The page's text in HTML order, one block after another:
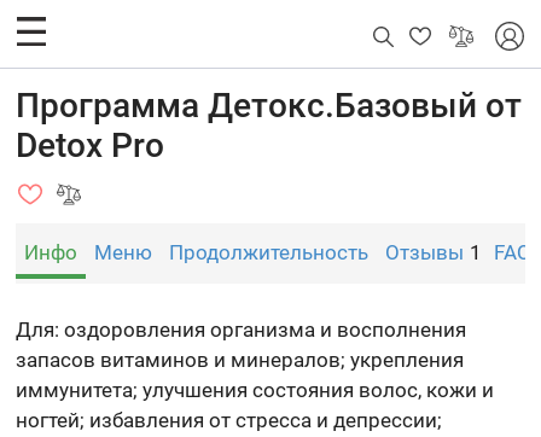
Программа Детокс.Базовый от
Detox Pro
Инфо Меню Продолжительность Отзывы 1 FAQ
Для: оздоровления организма и восполнения
запасов витаминов и минералов; укрепления
иммунитета; улучшения состояния волос, кожи и
ногтей; избавления от стресса и депрессии;